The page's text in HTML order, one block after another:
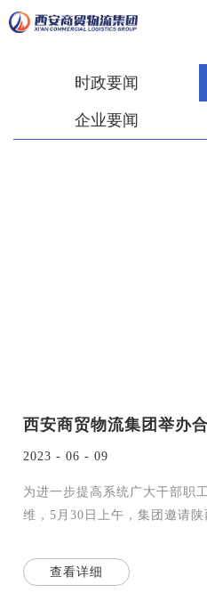
时政要闻
企业要闻
2023 - 06 - 09
为进一步提高系统广大干部职
维，5月30日上午，集团邀请
人、各单
查看详细